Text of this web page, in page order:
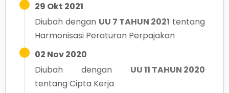
29 Okt 2021
Diubah dengan UU 7 TAHUN 2021 tentang
Harmonisasi Peraturan Perpajakan
02 Nov 2020
Diubah dengan
UU 11 TAHUN 2020
tentangCipta Kerja